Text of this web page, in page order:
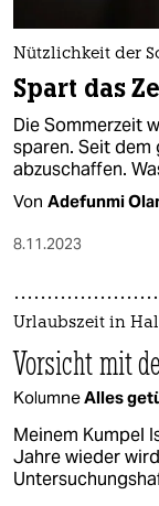
Nützlichkeit der
Spart das
Die Sommerzeit
sparen. Seit dem
abzuschaffen.
Von Adefunmi
8.11.2023
Urlaubszeit in
Vorsicht mit
KolumneAlles
Meinem Kumpel
Jahre wieder